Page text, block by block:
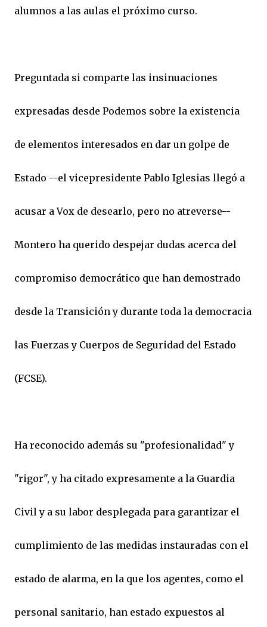
alumnos a las aulas el próximo curso.
Preguntada si comparte las insinuaciones
expresadas desde Podemos sobre la existencia
de elementos interesados en dar un golpe de
Estado --el vicepresidente Pablo Iglesias llegó a
acusar a Vox de desearlo, pero no atreverse--
Montero ha querido despejar dudas acerca del
compromiso democrático que han demostrado
desde la Transición y durante toda la democracia
las Fuerzas y Cuerpos de Seguridad del Estado
(FCSE).
Ha reconocido además su "profesionalidad" y
"rigor", y ha citado expresamente a la Guardia
Civil y a su labor desplegada para garantizar el
cumplimiento de las medidas instauradas con el
estado de alarma, en la que los agentes, como el
personal sanitario, han estado expuestos al